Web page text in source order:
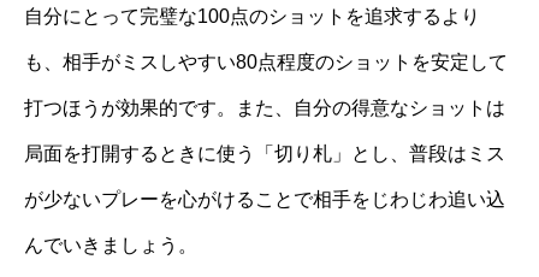
自分にとって完璧な100点のショットを追求するより
も、相手がミスしやすい80点程度のショットを安定して
打つほうが効果的です。また、自分の得意なショットは
局面を打開するときに使う「切り札」とし、普段はミス
が少ないプレーを心がけることで相手をじわじわ追い込
んでいきましょう。